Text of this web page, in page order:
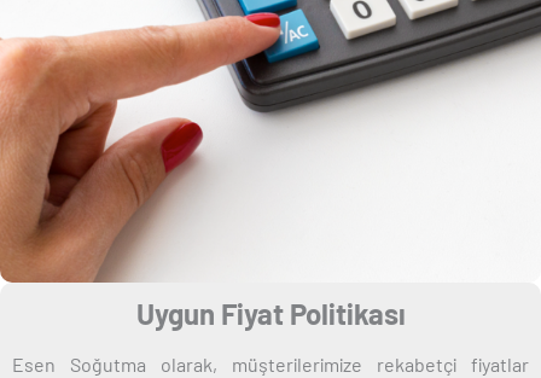
Uygun Fiyat Politikası
Esen Soğutma olarak, müşterilerimize rekabetçi fiyatlar